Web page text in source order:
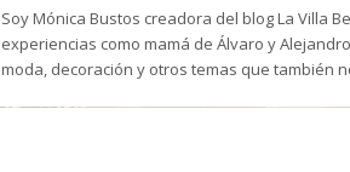
Soy Mónica Bustos creadora del blog La Villa
experiencias como mamá de Álvaro y
moda, decoración y otros temas que también